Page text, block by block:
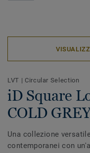
LVT | Circular Selection
iD Square
COLD
Una collezione
contemporanei con